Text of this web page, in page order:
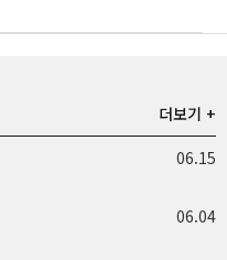
더보기 +
06.15
06.04